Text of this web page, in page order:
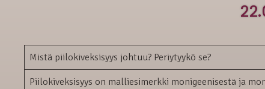
Mistä piilokiveksisyys johtuu? Periytyykö se?
Piilokiveksisyys on malliesimerkki monigeenisestä ja